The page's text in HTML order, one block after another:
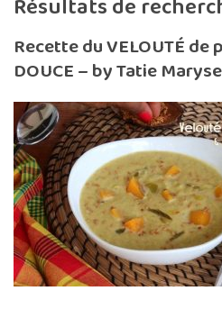
Résultats de
Recette du VELOUTÉ de
DOUCE – by Tatie Maryse